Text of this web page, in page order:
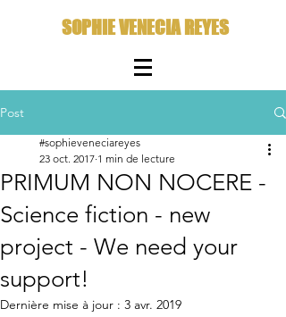
SOPHIE VENECIA REYES
Post
PRIMUM NON NOCERE -
Science fiction - new
project - We need your
support!
#sophieveneciareyes
23 oct. 2017 1 min de lecture
Dernière mise à jour : 3 avr. 2019